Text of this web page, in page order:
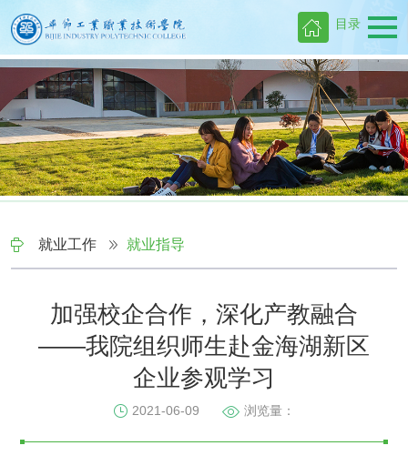
目录
就业工作 就业指导
加强校企合作，深化产教融合
——我院组织师生赴金海湖新区
企业参观学习
2021-06-09 浏览量：